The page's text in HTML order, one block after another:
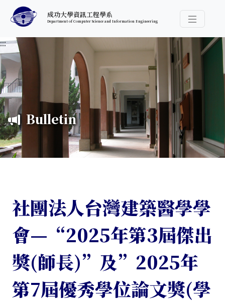
跳至中央內容區塊
成功大學資訊工程學系
Department of Computer Science and Information Engineering
導覽選
:::
Bulletin
社團法人台灣建築醫學學
會—“2025年第3屆傑出
獎(師長)”及”2025年
第7屆優秀學位論文獎(學